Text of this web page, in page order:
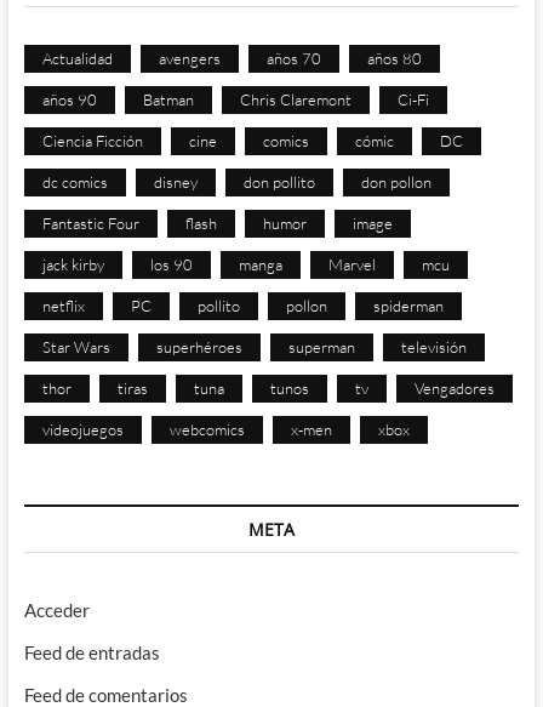
Actualidad avengers años 70 años 80
años 90 Batman Chris Claremont Ci-Fi
Ciencia Ficción cine comics cómic DC
dc comics disney don pollito don pollon
Fantastic Four flash humor image
jack kirby los 90 manga Marvel mcu
netflix PC pollito pollon spiderman
Star Wars superhéroes superman televisión
thor tiras tuna tunos tv Vengadores
videojuegos webcomics x-men xbox
META
Acceder
Feed de entradas
Feed de comentarios